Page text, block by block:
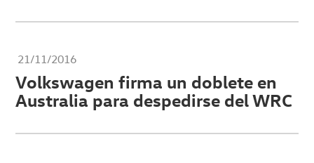
21/11/2016
Volkswagen firma un doblete en
Australia para despedirse del WRC